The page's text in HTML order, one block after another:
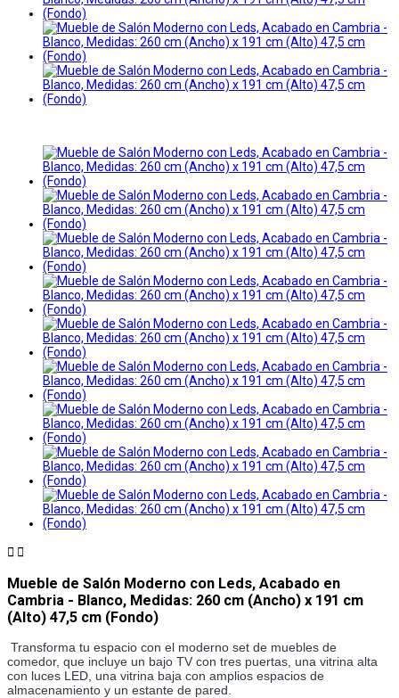
 
Mueble de Salón Moderno con Leds, Acabado en
Cambria - Blanco, Medidas: 260 cm (Ancho) x 191 cm
(Alto) 47,5 cm (Fondo)
comedor, que incluye un bajo TV con tres puertas, una vitrina alta
con luces LED, una vitrina baja con amplios espacios de
almacenamiento y un estante de pared.